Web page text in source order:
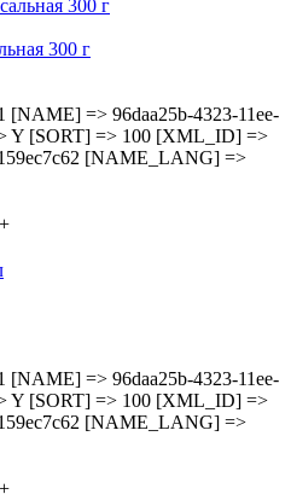
300 г
=> 96daa25b-4323-11ee-
Y [SORT] => 100 [XML_ID] =>
[NAME_LANG] =>
+
=> 96daa25b-4323-11ee-
Y [SORT] => 100 [XML_ID] =>
[NAME_LANG] =>
+